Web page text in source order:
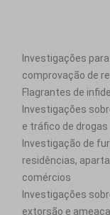
Investigações para
comprovação de
Flagrantes de
Investigações
e tráfico de drogas
Investigação de
residências,
comércios
Investigações
extorsão e